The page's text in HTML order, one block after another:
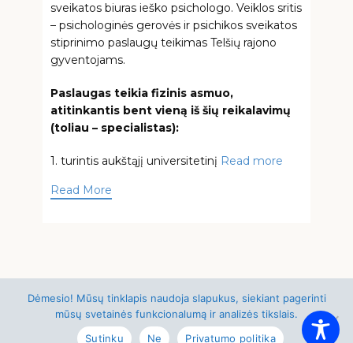
sveikatos biuras ieško psichologo. Veiklos sritis
– psichologinės gerovės ir psichikos sveikatos
stiprinimo paslaugų teikimas Telšių rajono
gyventojams.
Paslaugas teikia fizinis asmuo,
atitinkantis bent vieną iš šių reikalavimų
(toliau – specialistas):
1. turintis aukštąjį universitetinį Read more
Read More
© 2021-2026 Telšių rajono savivaldybės
visuomenės sveikatos biuras
Dėmesio! Mūsų tinklapis naudoja slapukus, siekiant pagerinti
mūsų svetainės funkcionalumą ir analizės tikslais.
Sutinku
Ne Privatumo politika